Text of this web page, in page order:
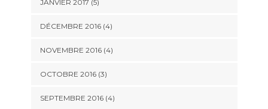
JANVIER 2017 (5)
DÉCEMBRE 2016(4)
NOVEMBRE 2016(4)
OCTOBRE 2016(3)
SEPTEMBRE 2016(4)